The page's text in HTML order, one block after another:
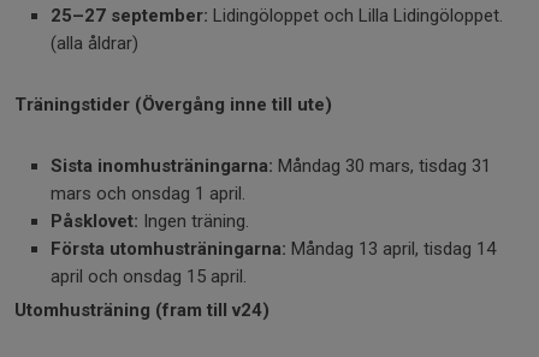
25–27 september: Lidingöloppet och Lilla Lidingöloppet.
(alla åldrar)
Träningstider (Övergång inne till ute)
Sista inomhusträningarna: Måndag 30 mars, tisdag 31
mars och onsdag 1 april.
Påsklovet: Ingen träning.
Första utomhusträningarna: Måndag 13 april, tisdag 14
april och onsdag 15 april.
Utomhusträning (fram till v24)